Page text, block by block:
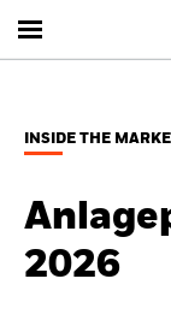
INSIDE THE
2026